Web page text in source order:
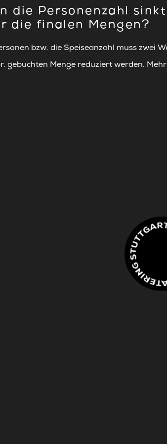
die Personenzahl
die finalen Mengen?
bzw. die Speiseanzahl muss zwei
gebuchten Menge reduziert werden.